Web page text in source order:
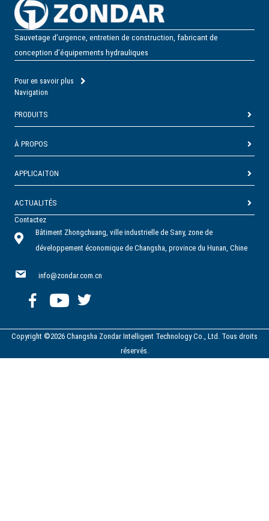
Sauvetage d’urgence, entretien de construction, fabricant de
conception d’équipements hydrauliques
Pour en savoir plus
Navigation
PRODUITS
À PROPOS
APPLICAITON
ACTUALITÉS
Contactez
Bâtiment Zhongchuang, ville industrielle de Sany, zone de
développement économique de Changsha, province du Hunan, Chine
info@zondar.com.cn
Copyright ©2026 Changsha Zondar Intelligent Technology Co., Ltd. Tous droits
réservés.